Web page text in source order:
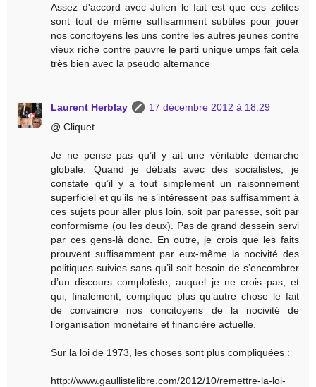
Assez d'accord avec Julien le fait est que ces zelites
sont tout de même suffisamment subtiles pour jouer
nos concitoyens les uns contre les autres jeunes contre
vieux riche contre pauvre le parti unique umps fait cela
très bien avec la pseudo alternance
Laurent Herblay
17 décembre 2012 à 18:29
@ Cliquet
Je ne pense pas qu’il y ait une véritable démarche
globale. Quand je débats avec des socialistes, je
constate qu’il y a tout simplement un raisonnement
superficiel et qu’ils ne s’intéressent pas suffisamment à
ces sujets pour aller plus loin, soit par paresse, soit par
conformisme (ou les deux). Pas de grand dessein servi
par ces gens-là donc. En outre, je crois que les faits
prouvent suffisamment par eux-même la nocivité des
politiques suivies sans qu’il soit besoin de s’encombrer
d’un discours complotiste, auquel je ne crois pas, et
qui, finalement, complique plus qu’autre chose le fait
de convaincre nos concitoyens de la nocivité de
l’organisation monétaire et financière actuelle.
Sur la loi de 1973, les choses sont plus compliquées :
http://www.gaullistelibre.com/2012/10/remettre-la-loi-